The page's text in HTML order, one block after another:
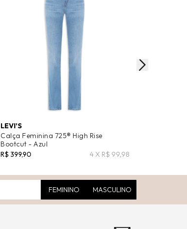
LEVI'S
Calça Feminina 725® High Rise
Bootcut - Azul
R$ 399,90
4 X R$ 99,98
FEMININO MASCULINO